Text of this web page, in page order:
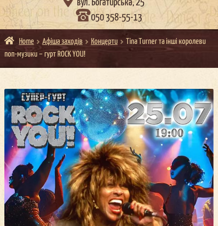
вул. Богатирська, 25
050 358-55-13
Home Афіша заходів Концерти
Tina Turner та інші королеви
поп-музики – гурт ROCK YOU!